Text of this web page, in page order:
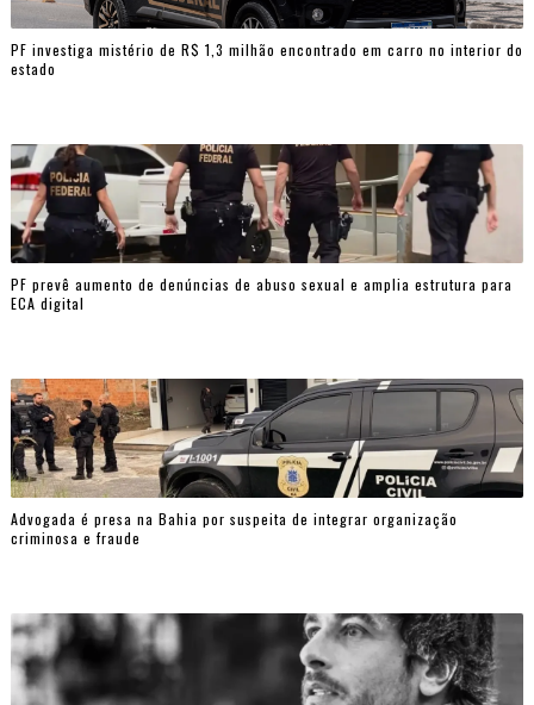
PF investiga mistério de R$ 1,3 milhão encontrado em carro no interior do
estado
PF prevê aumento de denúncias de abuso sexual e amplia estrutura para
ECA digital
Advogada é presa na Bahia por suspeita de integrar organização
criminosa e fraude